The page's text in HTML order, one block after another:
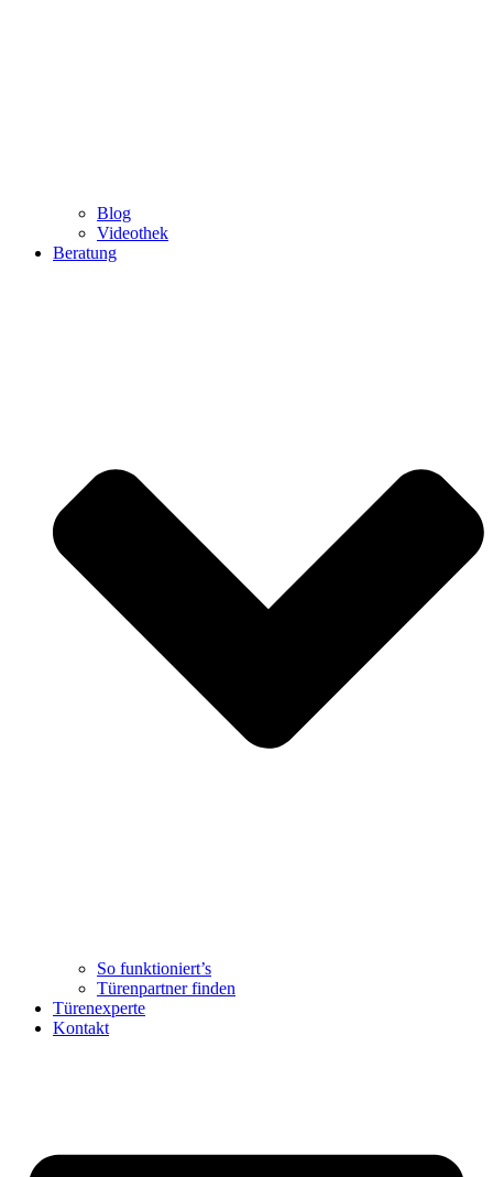
Blog
Videothek
Beratung
So funktioniert’s
Türenpartner finden
Türenexperte
Kontakt